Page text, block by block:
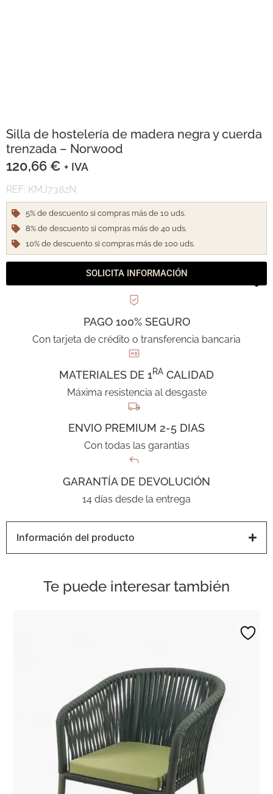
Silla de hostelería de madera negra y cuerda
trenzada – Norwood
120,66 € + IVA
REF: KMJ7382N
5% de descuento si compras más de 10 uds.
8% de descuento si compras más de 40 uds.
10% de descuento si compras más de 100 uds.
SOLICITA INFORMACIÓN
PAGO 100% SEGURO
Con tarjeta de crédito o transferencia bancaria
MATERIALES DE 1RA CALIDAD
Máxima resistencia al desgaste
ENVIO PREMIUM 2-5 DIAS
Con todas las garantías
GARANTÍA DE DEVOLUCIÓN
14 días desde la entrega
Información del producto
Te puede interesar también